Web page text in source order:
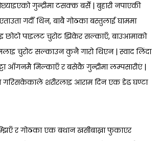
गुन्द्रीमा टसक्क बसेँ | बुहारी नपाएकी
गर्दी थिन, बाबै गोठका बस्तुलाई घाममा
छोटो पाइलट चुरोट झिकेर सल्काएँ, बाउआमाको
चुरोट सल्काउन कुनै गारो थिएन | स्वाद लिंदा
आँगनमै मिल्काएँ र बसेकै गुन्द्रीमा लम्पसारीएं |
गरिसकेकाले शरीरलाइ आराम दिन एक डेढ घण्टा
र गोठका एक बथान खसीबाख्रा फुकाएर